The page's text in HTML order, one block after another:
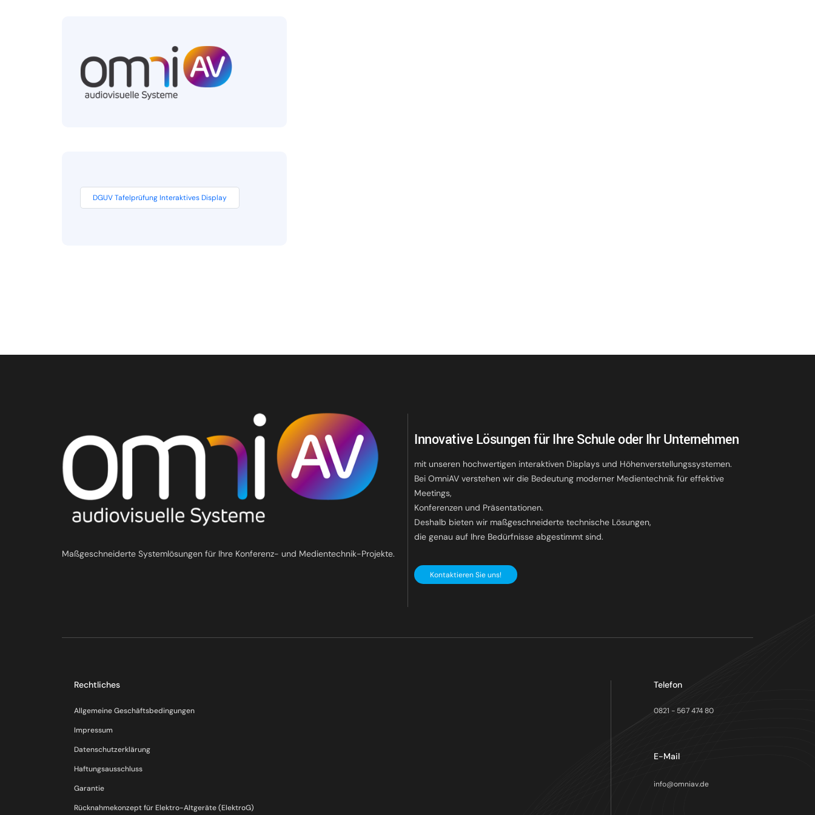
DGUV Tafelprüfung Interaktives Display
Maßgeschneiderte Systemlösungen für Ihre Konferenz- und Medientechnik-Projekte.
Innovative Lösungen für Ihre Schule oder Ihr Unternehmen
mit unseren hochwertigen interaktiven Displays und Höhenverstellungssystemen.
Bei OmniAV verstehen wir die Bedeutung moderner Medientechnik für effektive
Meetings,
Konferenzen und Präsentationen.
Deshalb bieten wir maßgeschneiderte technische Lösungen,
die genau auf Ihre Bedürfnisse abgestimmt sind.
Kontaktieren Sie uns!
Rechtliches
Allgemeine Geschäftsbedingungen
Impressum
Datenschutzerklärung
Haftungsausschluss
Garantie
Rücknahmekonzept für Elektro-Altgeräte (ElektroG)
Telefon
0821 - 567 474 80
E-Mail
info@omniav.de